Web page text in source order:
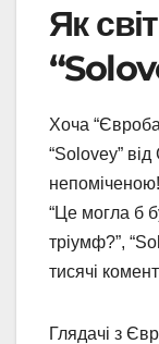
Як
Хоча
“Solovey”
“Це могла б
тріумф?”,
тисячі
Глядачі з